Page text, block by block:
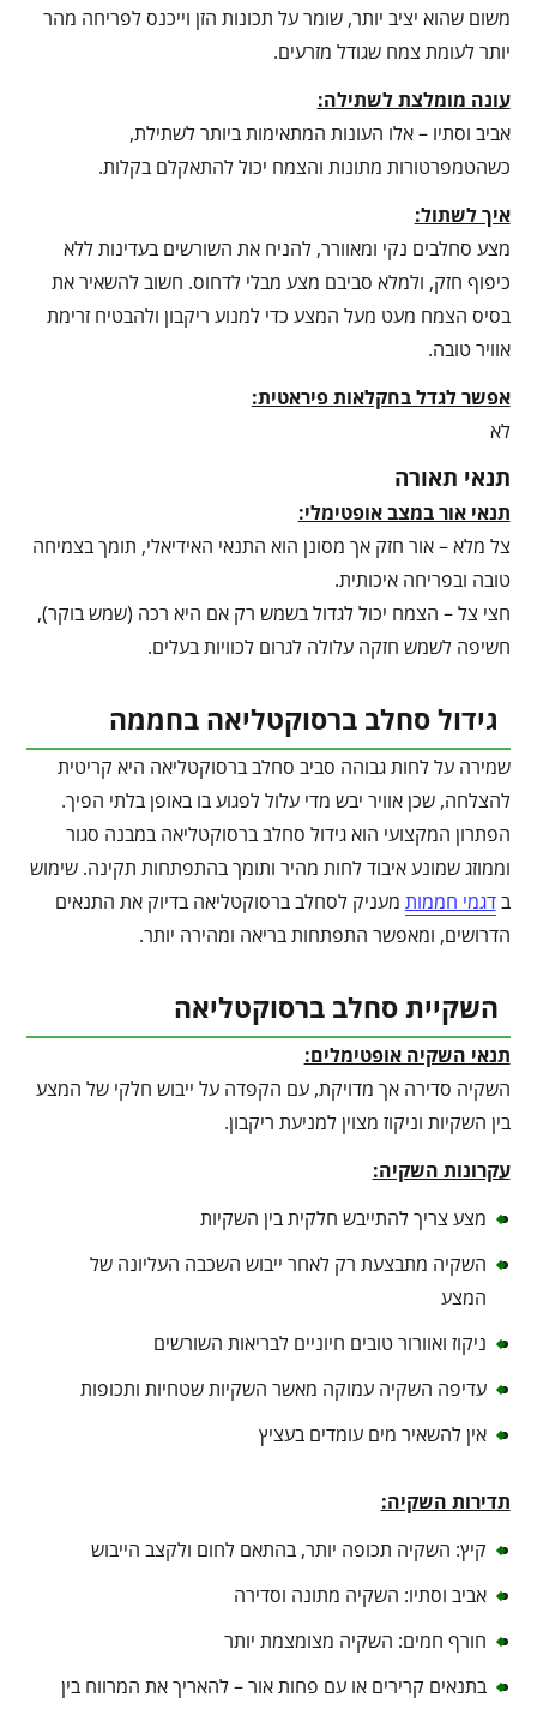
משום שהוא יציב יותר, שומר על תכונות הזן וייכנס לפריחה מהר
יותר לעומת צמח שגודל מזרעים.
עונה מומלצת לשתילה:
אביב וסתיו – אלו העונות המתאימות ביותר לשתילת,
כשהטמפרטורות מתונות והצמח יכול להתאקלם בקלות.
איך לשתול:
מצע סחלבים נקי ומאוורר, להניח את השורשים בעדינות ללא
כיפוף חזק, ולמלא סביבם מצע מבלי לדחוס. חשוב להשאיר את
בסיס הצמח מעט מעל המצע כדי למנוע ריקבון ולהבטיח זרימת
אוויר טובה.
אפשר לגדל בחקלאות פיראטית:
לא
תנאי תאורה
תנאי אור במצב אופטימלי:
צל מלא – אור חזק אך מסונן הוא התנאי האידיאלי, תומך בצמיחה
טובה ובפריחה איכותית.
חצי צל – הצמח יכול לגדול בשמש רק אם היא רכה (שמש בוקר),
חשיפה לשמש חזקה עלולה לגרום לכוויות בעלים.
גידול סחלב ברסוקטליאה בחממה
שמירה על לחות גבוהה סביב סחלב ברסוקטליאה היא קריטית
להצלחה, שכן אוויר יבש מדי עלול לפגוע בו באופן בלתי הפיך.
הפתרון המקצועי הוא גידול סחלב ברסוקטליאה במבנה סגור
וממוזג שמונע איבוד לחות מהיר ותומך בהתפתחות תקינה. שימוש
בדגמי חממות מעניק לסחלב ברסוקטליאה בדיוק את התנאים
הדרושים, ומאפשר התפתחות בריאה ומהירה יותר.
השקיית סחלב ברסוקטליאה
תנאי השקיה אופטימלים:
השקיה סדירה אך מדויקת, עם הקפדה על ייבוש חלקי של המצע
בין השקיות וניקוז מצוין למניעת ריקבון.
עקרונות השקיה:
מצע צריך להתייבש חלקית בין השקיות
השקיה מתבצעת רק לאחר ייבוש השכבה העליונה של
המצע
ניקוז ואוורור טובים חיוניים לבריאות השורשים
עדיפה השקיה עמוקה מאשר השקיות שטחיות ותכופות
אין להשאיר מים עומדים בעציץ
תדירות השקיה:
קיץ: השקיה תכופה יותר, בהתאם לחום ולקצב הייבוש
אביב וסתיו: השקיה מתונה וסדירה
חורף חמים: השקיה מצומצמת יותר
בתנאים קרירים או עם פחות אור – להאריך את המרווח בין